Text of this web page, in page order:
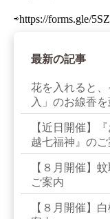
⇨https://forms.gle/
最新の記事
花を入れると
入」のお線香
【近日開催】
越七福神』のご
【８月開催】
ご案内
【８月開催】